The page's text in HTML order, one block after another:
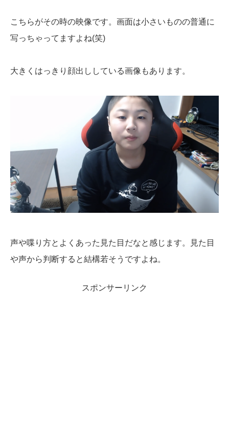
こちらがその時の映像です。画面は小さいものの普通に
写っちゃってますよね(笑)
大きくはっきり顔出ししている画像もあります。
声や喋り方とよくあった見た目だなと感じます。見た目
や声から判断すると結構若そうですよね。
スポンサーリンク